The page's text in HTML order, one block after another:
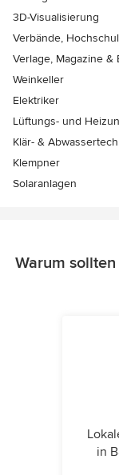
3D-Visualisierung
Verbände,
Verlage, Magazine &
Weinkeller
Elektriker
Lüftungs- und
Klär- &
Klempner
Solaranlagen
Warum
in